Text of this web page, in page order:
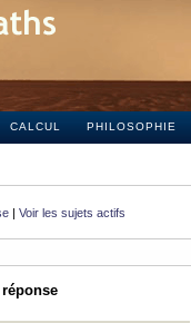
CALCUL PHILOSOPHIE
| Voir les sujets actifs